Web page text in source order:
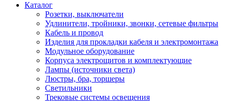
Каталог
Розетки, выключатели
Удлинители, тройники, звонки, сетевые фильтры
Кабель и провод
Изделия для прокладки кабеля и электромонтажа
Модульное оборудование
Корпуса электрощитов и комплектующие
Лампы (источники света)
Люстры, бра, торшеры
Светильники
Трековые системы освещения